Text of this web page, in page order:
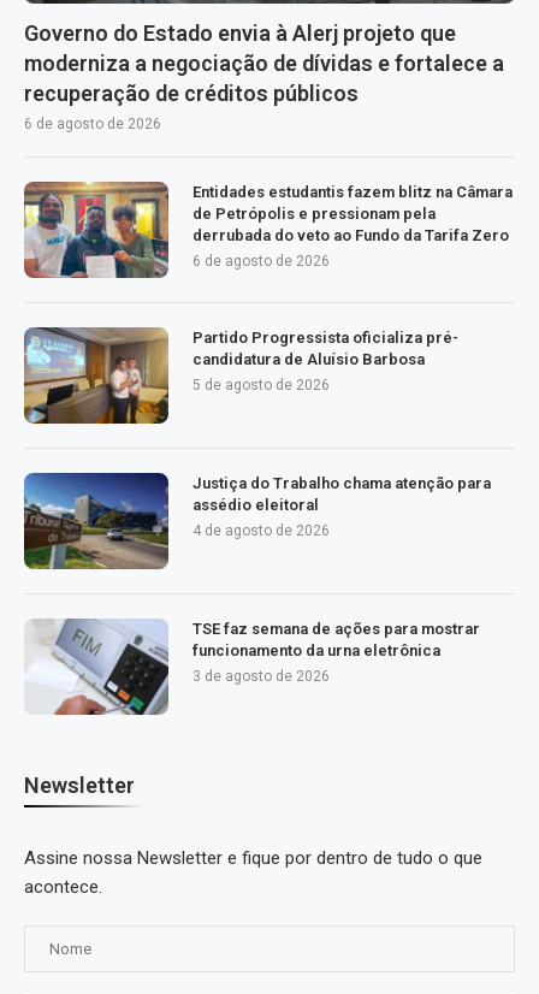
Governo do Estado envia à Alerj projeto que
moderniza a negociação de dívidas e fortalece a
recuperação de créditos públicos
6 de agosto de 2026
Entidades estudantis fazem blitz na Câmara
de Petrópolis e pressionam pela
derrubada do veto ao Fundo da Tarifa Zero
6 de agosto de 2026
Partido Progressista oficializa pré-
candidatura de Aluísio Barbosa
5 de agosto de 2026
Justiça do Trabalho chama atenção para
assédio eleitoral
4 de agosto de 2026
TSE faz semana de ações para mostrar
funcionamento da urna eletrônica
3 de agosto de 2026
Newsletter
Assine nossa Newsletter e fique por dentro de tudo o que
acontece.